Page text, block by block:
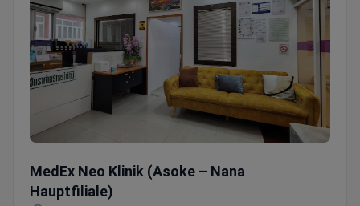
MedEx Neo Klinik (Asoke – Nana
Hauptfiliale)